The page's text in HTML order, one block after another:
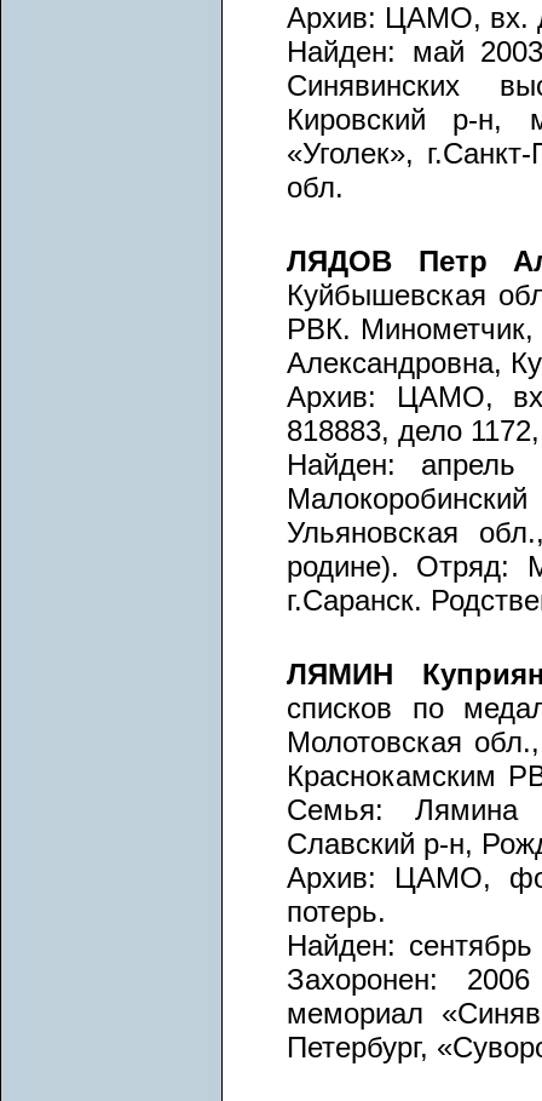
Архив: ЦАМО, вх.
Найден: май
Синявинских
Кировский р-н,
«Уголек»,
обл.
ЛЯДОВ Петр
Куйбышевская
РВК. Минометчик,
Александровна,
Архив: ЦАМО,
818883, дело
Найден: апрель
Ульяновская
родине). Отряд:
г.Саранск.
ЛЯМИН
списков по
Молотовская
Краснокамским
Семья: Лямина
Славский р-н,
Архив: ЦАМО,
потерь.
Найден:
Захоронен:
мемориал
Петербург,